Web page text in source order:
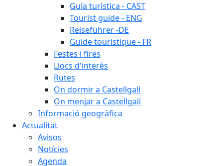
Guía turística - CAST
Tourist guide - ENG
Reiseführer -DE
Guide touristique - FR
Festes i fires
Llocs d'interès
Rutes
On dormir a Castellgalí
On menjar a Castellgalí
Informació geogràfica
Actualitat
Avisos
Notícies
Agenda